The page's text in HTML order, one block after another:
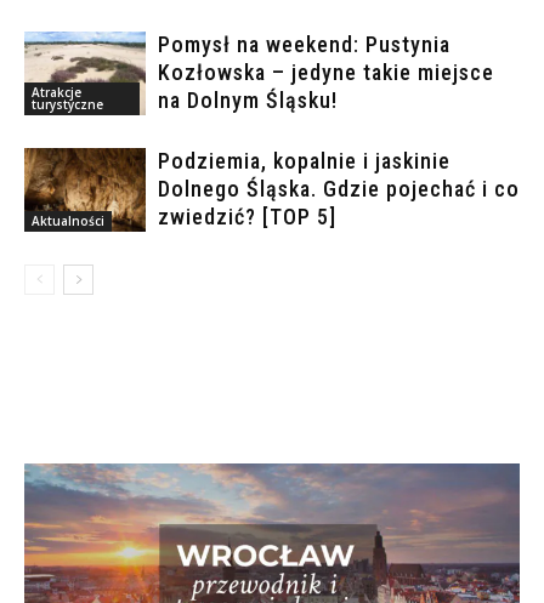
Atrakcje
turystyczne
Pomysł na weekend: Pustynia
Kozłowska – jedyne takie miejsce
na Dolnym Śląsku!
Aktualności
Podziemia, kopalnie i jaskinie
Dolnego Śląska. Gdzie pojechać i co
zwiedzić? [TOP 5]